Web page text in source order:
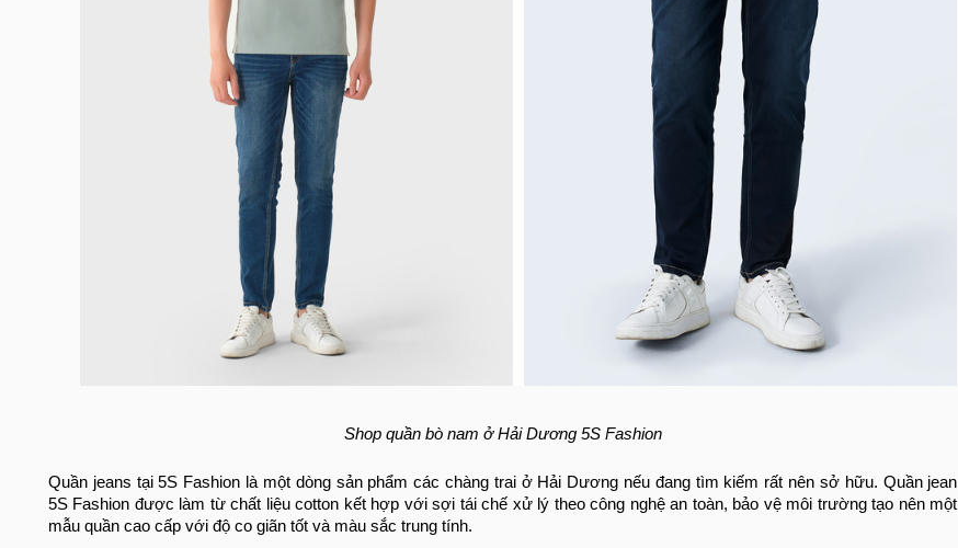
Shop quần bò nam ở Hải Dương 5S Fashion
Quần jeans tại 5S Fashion là một dòng sản phẩm các chàng trai ở Hải Dương nếu đang tìm kiếm rất nên sở hữu. Quần jean
5S Fashion được làm từ chất liệu cotton kết hợp với sợi tái chế xử lý theo công nghệ an toàn, bảo vệ môi trường tạo nên một
mẫu quần cao cấp với độ co giãn tốt và màu sắc trung tính.